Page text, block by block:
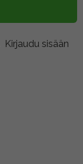
Kirjaudu sisään